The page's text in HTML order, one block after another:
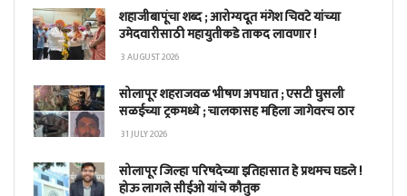
शहाजीबापूंचा शब्द ; आरोग्यदूत मंगेश चिवटे यांच्या
उमेदवारीसाठी महायुतीकडे ताकद लावणार !
3 AUGUST 2026
सोलापूर शहराजवळ भीषण अपघात ; एसटी घुसली
सळईच्या ट्रकमध्ये ; चालकासह महिला जागेवरच ठार
31 JULY 2026
सोलापूर जिल्हा परिषदेच्या इतिहासात हे प्रथमच घडले !
होऊ लागले सीईओ यांचे कौतुक